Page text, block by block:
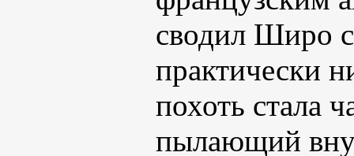
сводил Широ с
практически
похоть стала
пылающий